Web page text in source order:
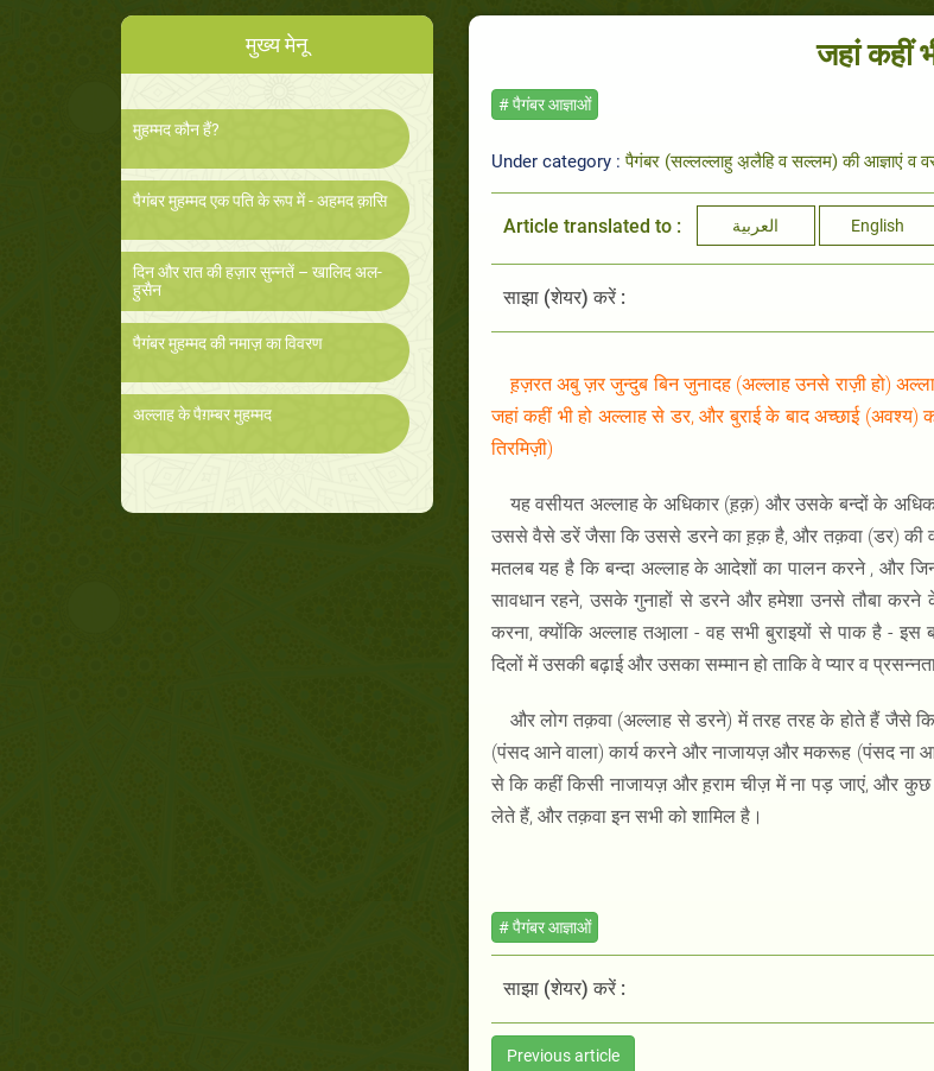
मुख्य मेनू
मुहम्मद कौन हैं?
पैगंबर मुहम्मद एक पति के रूप में - अहमद क़ासि
दिन और रात की हज़ार सुन्नतें – खालिद अल-
हुसैन
पैगंबर मुहम्मद की नमाज़ का विवरण
अल्लाह के पैग़म्बर मुहम्मद
जहां कहीं
# पैगंबर आज्ञाओं
Under category :पैगंबर (सल्लल्लाहु अ़लैहि व सल्लम) की आज्ञाएं व
Article translated to : العربية English
साझा (शेयर) करें :
ह़ज़रत अबु ज़र जुन्दुब बिन जुनादह (अल्लाह उनसे राज़ी हो)
जहां कहीं भी हो अल्लाह से डर, और बुराई के बाद अच्छाई (अवश्य)
तिरमिज़ी)
यह वसीयत अल्लाह के अधिकार (ह़क़) और उसके बन्दों के
उससे वैसे डरें जैसा कि उससे डरने का ह़क़ है, और तक़वा (डर) की
मतलब यह है कि बन्दा अल्लाह के आदेशों का पालन करने , और
सावधान रहने, उसके गुनाहों से डरने और हमेशा उनसे तौबा करने
करना, क्योंकि अल्लाह तआ़ला - वह सभी बुराइयों से पाक है -
दिलों में उसकी बढ़ाई और उसका सम्मान हो ताकि वे प्यार व
और लोग तक़वा (अल्लाह से डरने) में तरह तरह के होते हैं जैसे
(पंसद आने वाला) कार्य करने और नाजायज़ और मकरूह (पंसद ना
से कि कहीं किसी नाजायज़ और ह़राम चीज़ में ना पड़ जाएं, और
लेते हैं, और तक़वा इन सभी को शामिल है।
# पैगंबर आज्ञाओं
साझा (शेयर) करें :
Previous article